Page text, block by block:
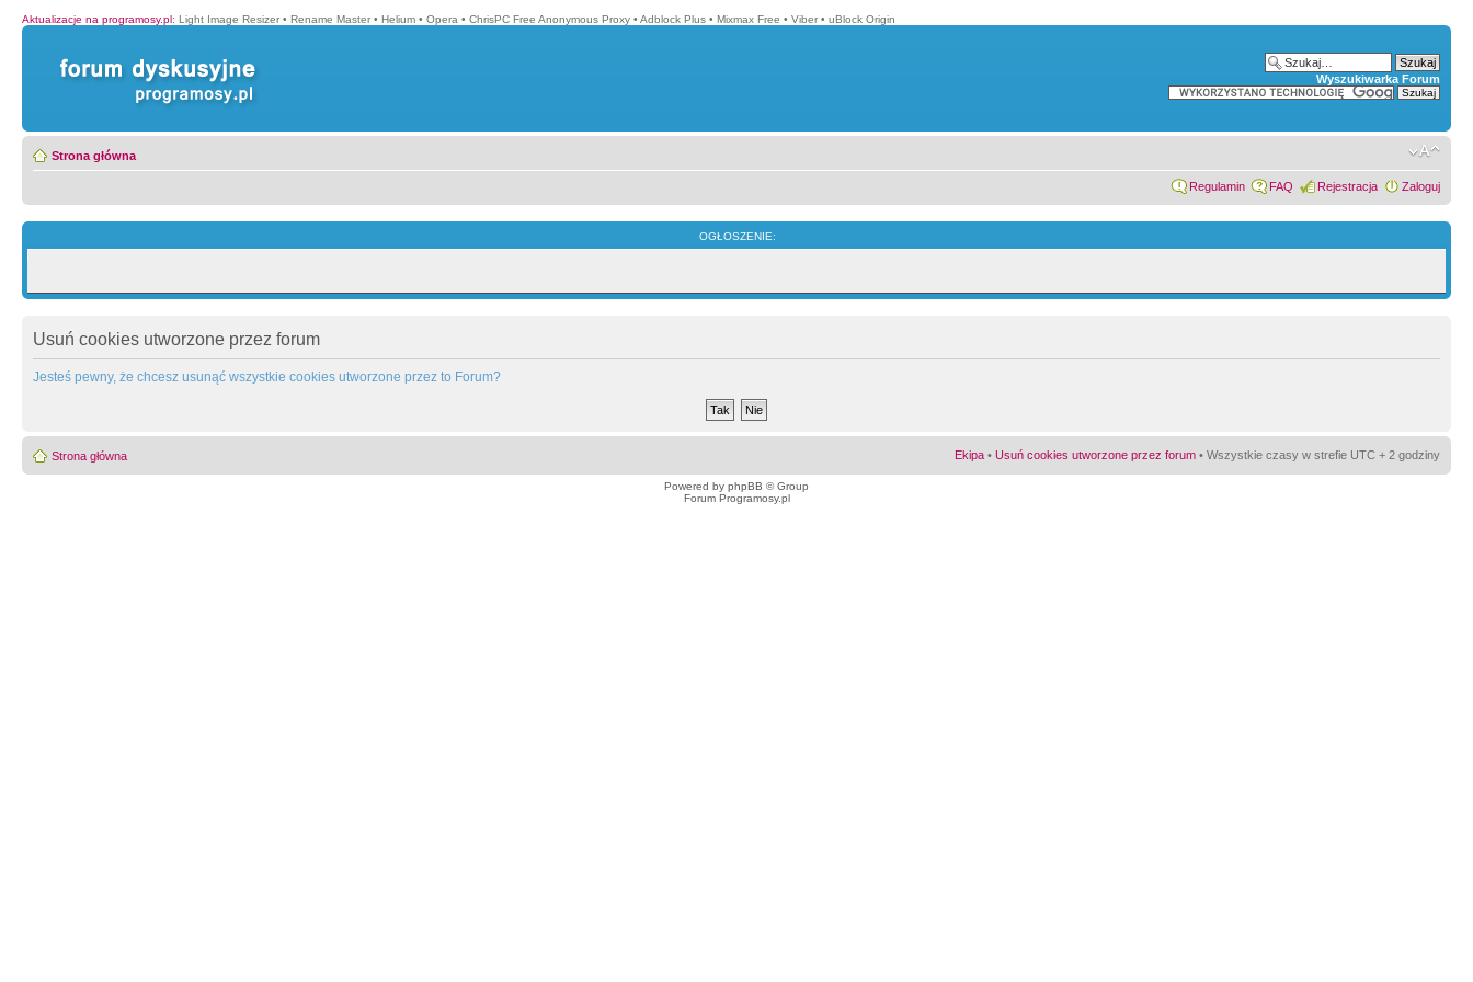
Aktualizacje na programosy.pl: Light Image Resizer • Rename Master • Helium • Opera • ChrisPC Free Anonymous Proxy • Adblock Plus • Mixmax Free • Viber • uBlock Origin
Wyszukiwarka Forum
Strona główna
Regulamin FAQ Rejestracja Zaloguj
OGŁOSZENIE:
Usuń cookies utworzone przez forum
Jesteś pewny, że chcesz usunąć wszystkie cookies utworzone przez to Forum?
Strona główna Ekipa • Usuń cookies utworzone przez forum • Wszystkie czasy w strefie UTC + 2 godziny
Powered by phpBB © Group
Forum Programosy.pl